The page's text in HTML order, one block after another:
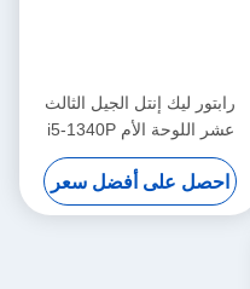
رابتور ليك إنتل الجيل الثالث
عشر اللوحة الأم i5-1340P
DDR4 ذاكرة الوصول العشوائي
احصل على أفضل سعر